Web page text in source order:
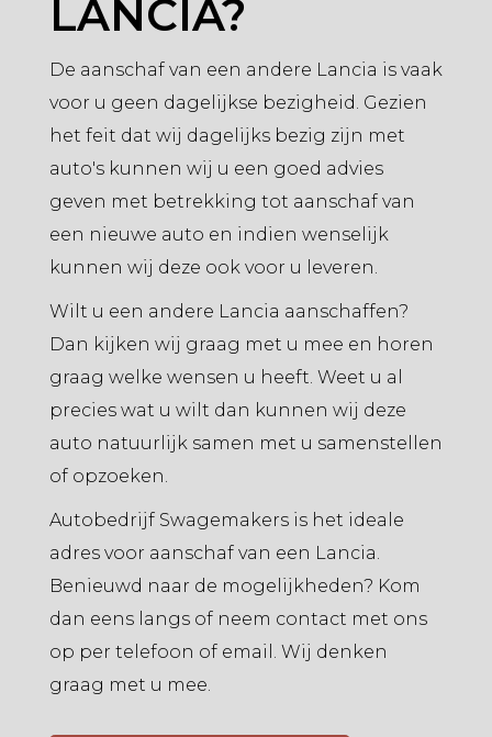
LANCIA?
De aanschaf van een andere Lancia is vaak
voor u geen dagelijkse bezigheid. Gezien
het feit dat wij dagelijks bezig zijn met
auto's kunnen wij u een goed advies
geven met betrekking tot aanschaf van
een nieuwe auto en indien wenselijk
kunnen wij deze ook voor u leveren.
Wilt u een andere Lancia aanschaffen?
Dan kijken wij graag met u mee en horen
graag welke wensen u heeft. Weet u al
precies wat u wilt dan kunnen wij deze
auto natuurlijk samen met u samenstellen
of opzoeken.
Autobedrijf Swagemakers is het ideale
adres voor aanschaf van een Lancia.
Benieuwd naar de mogelijkheden? Kom
dan eens langs of neem contact met ons
op per telefoon of email. Wij denken
graag met u mee.